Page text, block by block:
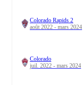
Colorado Rapids 2
août 2022 - mars 2024
Colorado
juil. 2022 - mars 2024